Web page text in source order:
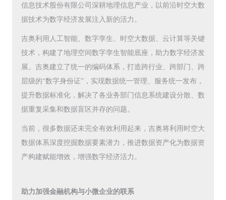
信息技术股份有限公司深耕地理信息产业，以前沿时空大数
据技术为数字经济发展注入新的活力。
吉奥利用人工智能、数字孪生、时空大数据、云计算等关键
技术，构建了地理空间数字孪生智能底座，助力数字经济发
展。吉奥建立了统一的编码体系，打造跨行业、跨部门、跨
层级的“数字身份证”，实现数据统一管理、服务统一发布，
提升数据标准化，解决了各业务部门信息系统建设分散、数
据重复采集和数据盲区并存的问题。
当前，很多数据还未完全有效利用起来，吉奥将利用时空大
数据体系深度挖掘数据要素潜力，推进数据资产化为数据资
产构建赋能增效，增强数字经济活力。
助力加强金融机构与小微企业的联系